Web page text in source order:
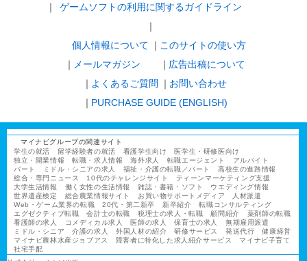
ゲームソフトの利用に関するガイドライン
｜
個人情報について
このサイトの使い方
メールマガジン
広告出稿について
よくあるご質問
お問い合わせ
PURCHASE GUIDE (ENGLISH)
マイナビグループの関連サイト
学生の就活
留学経験者の就活 看護学生向け
医学生・研修医向け
独立・開業情報
転職・求人情報 海外求人 転職エージェント
アルバイト
パート
ミドル・シニアの求人 福祉・介護の転職／パート
高校生の進路情報
総合・専門ニュース
10代のチャレンジサイト
ティーンマーケティング支援
大学生活情報
働く女性の生活情報 雑誌・書籍・ソフト
ウエディング情報
世界遺産検定
総合農業情報サイト お買い物サポートメディア
人材派遣
Web・ゲーム業界の転職
20代・第二新卒 新卒紹介
転職コンサルティング
エグゼクティブ転職
会計士の転職 税理士の求人・転職 顧問紹介
薬剤師の転職
看護師の求人
コメディカル求人 医師の求人 保育士の求人
無期雇用派遣
ミドル・シニア
介護の求人 外国人材の紹介 研修サービス 発送代行
健康経営
マイナビ農林水産ジョブアス
障害者に特化した求人紹介サービス
マイナビ子育て
社宅手配